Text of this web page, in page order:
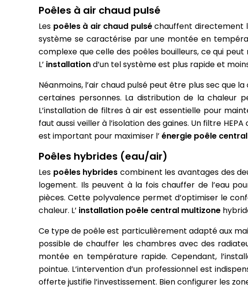
Poêles à air chaud pulsé
Les poêles à air chaud pulséchauffent directement
système se caractérise par une montée en
complexe que celle des poêles bouilleurs, ce qui
L’ installationd’un tel système est plus rapide et
Néanmoins, l’air chaud pulsé peut être plus sec que
certaines personnes. La distribution de la chaleur
L’installation de filtres à air est essentielle pour
faut aussi veiller à l’isolation des gaines. Un filtre
est important pour maximiser l’énergie poêle
Poêles hybrides (eau/air)
Les poêles hybrides combinent les avantages des
logement. Ils peuvent à la fois chauffer de l’eau
pièces. Cette polyvalence permet d’optimiser le
chaleur. L’ installation poêle central multizone
Ce type de poêle est particulièrement adapté aux
possible de chauffer les chambres avec des
montée en température rapide. Cependant,
pointue. L’intervention d’un professionnel est
offerte justifie l’investissement. Bien configurer les